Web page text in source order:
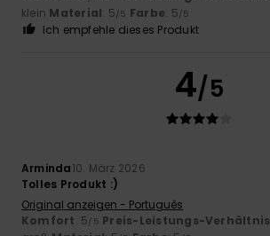
klein Material: 5/5 Farbe: 5/5
Ich empfehle dieses Produkt
4/5
Arminda10. März 2026
Tolles Produkt :)
Original anzeigen - Português
Komfort: 5/5 Preis-Leistungs-Verhältnis